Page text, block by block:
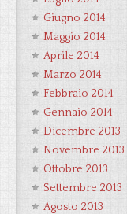
Giugno 2014
Maggio 2014
Aprile 2014
Marzo 2014
Febbraio 2014
Gennaio 2014
Dicembre 2013
Novembre 2013
Ottobre 2013
Settembre 2013
Agosto 2013